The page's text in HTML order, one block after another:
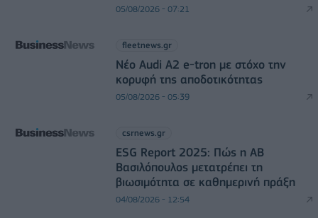
05/08/2026 - 07:21
fleetnews.gr
Νέο Audi A2 e-tron με στόχο την
κορυφή της αποδοτικότητας
05/08/2026 - 05:39
csrnews.gr
ESG Report 2025: Πώς η ΑΒ
Βασιλόπουλος μετατρέπει τη
βιωσιμότητα σε καθημερινή πράξη
04/08/2026 - 12:54